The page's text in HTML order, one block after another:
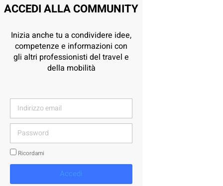
ACCEDI ALLA COMMUNITY
Inizia anche tu a condividere idee,
competenze e informazioni con
gli altri professionisti del travel e
della mobilità
Ricordami
Accedi